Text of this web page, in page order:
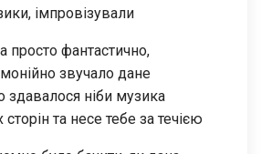
імпровізували
просто фантастично,
звучало дане
здавалося ніби музика
сторін та несе тебе за течією